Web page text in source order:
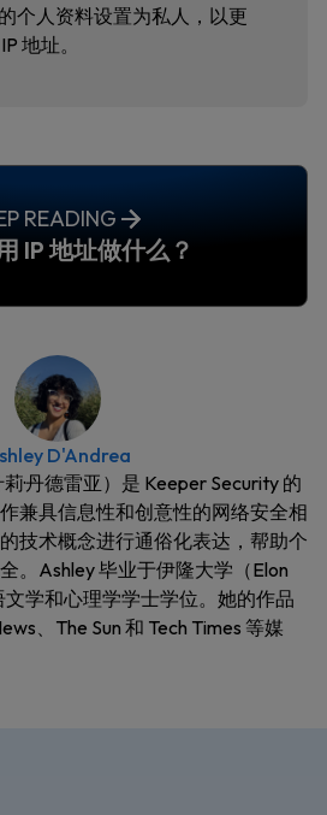
个人资料设置为私人，以更
地址。
READING
IP 地址做什么？
D'Andrea
·丹德雷亚）是 Keeper Security 的
兼具信息性和创意性的网络安全相
技术概念进行通俗化表达，帮助个
。Ashley 毕业于伊隆大学（Elon
学和心理学学士学位。她的作品
、The Sun 和 Tech Times 等媒